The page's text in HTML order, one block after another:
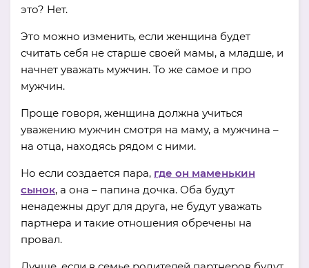
это? Нет.
Это можно изменить, если женщина будет
считать себя не старше своей мамы, а младше, и
начнет уважать мужчин. То же самое и про
мужчин.
Проще говоря, женщина должна учиться
уважению мужчин смотря на маму, а мужчина –
на отца, находясь рядом с ними.
Но если создается пара, где он маменькин
сынок, а она – папина дочка. Оба будут
ненадежны друг для друга, не будут уважать
партнера и такие отношения обречены на
провал.